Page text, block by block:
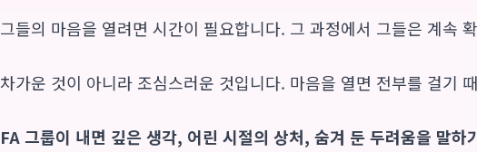
그들의 마음을 열려면 시간이 필요합니다. 그 과정에서 그들은 계속
차가운 것이 아니라 조심스러운 것입니다. 마음을 열면 전부를 걸기
FA 그룹이 내면 깊은 생각, 어린 시절의 상처, 숨겨 둔 두려움을 말